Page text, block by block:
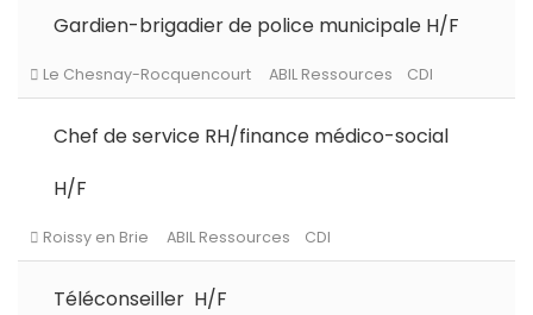
Palaiseau ABIL Ressources CDI
Persan
Gardien-brigadier de police municipale H/F
Chef de service RH/finance médico-social
H/F
Téléconseiller H/F